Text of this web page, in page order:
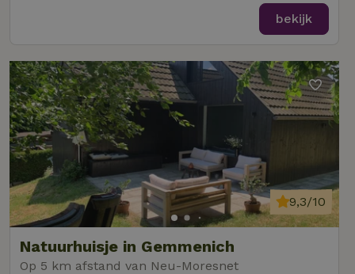
bekijk
Natuurhuisje in Gemmenich
Op 5 km afstand van Neu-Moresnet
9,3/10